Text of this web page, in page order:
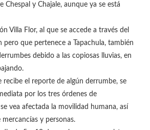
Chespal y Chajale, aunque ya se está
Villa Flor, al que se accede a través del
pero que pertenece a Tapachula, también
debido a las copiosas lluvias, en
recibe el reporte de algún derrumbe, se
por los tres órdenes de
vea afectada la movilidad humana, así
y personas.